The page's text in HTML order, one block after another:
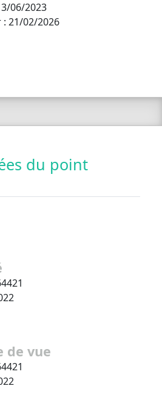
06/2023
21/02/2026
du point
de vue